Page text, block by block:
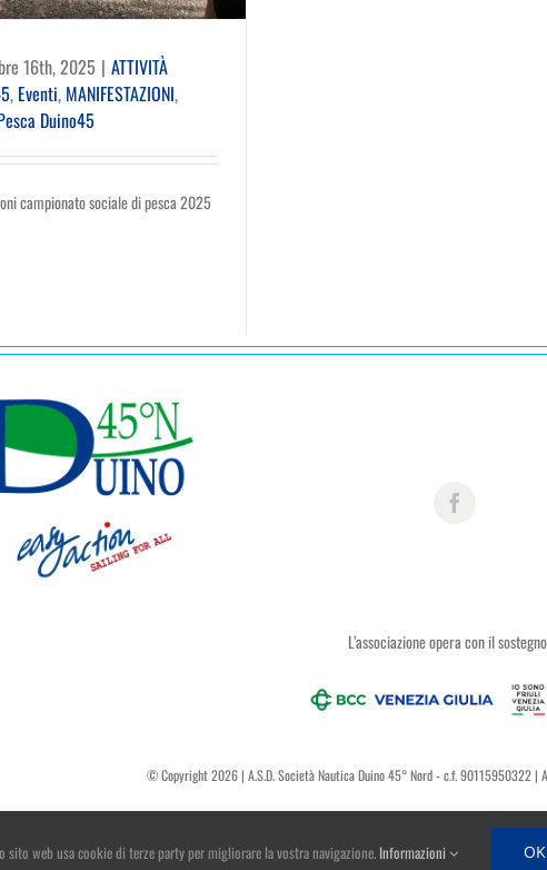
16th, 2025 | ATTIVITÀ
, Eventi, MANIFESTAZIONI,
Duino45
campionato sociale di pesca 2025
Febbraio 20th, 2025 | ATTIVITÀ
Vela,Vela Duino45
la navigazione ne autorizzi l'uso. Se vuoi approfondire, collegati allaPrivacy Policy
sito web usa cookie di terze party per migliorare la vostra navigazione. Informazioni OK